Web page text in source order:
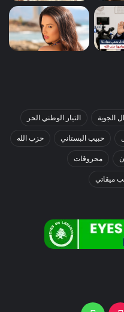
الجوية التيار الوطني الحر
حبيب البستاني حزب الله
محروقات
ميقاتي